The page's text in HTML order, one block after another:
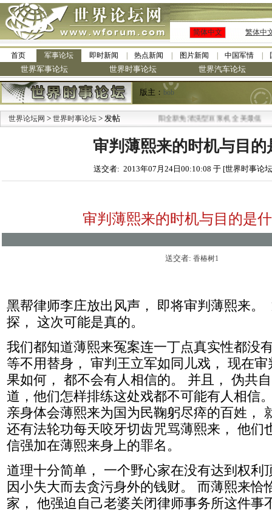
简体中文 繁体中
首页 军事论坛 即时新闻 热点新闻 图片新闻 中国军情
世界军事论坛 世界时事论坛 世界汽车论坛
版主： bob
世界论坛网 > 世界时事论坛 > 发帖· 九阳全新免清洗型豆浆机 全美最低
审判薄熙来的时机与目的
送交者: 2013年07月24日00:10:08 于 [世界时事论
审判薄熙来的时机与目的是
送交者: 香椿树1
黑帮律师李庄放出风声， 即将审判薄熙来。
探， 这次可能是真的。
我们都知道薄熙来冤案连一丁点真实性都没
等不用替身， 审判王立军如同儿戏， 现在
果如何， 都不会有人相信的。 并且， 伪共
道，他们怎样排练这处戏都不可能有人相信
亲身体会薄熙来为国为民鞠躬尽瘁的百姓，
还有法轮功每天咬牙切齿咒骂薄熙来， 他们
信强加在薄熙来身上的罪名。
道理十分简单， 一个野心家在没有达到权利
因小失大而去贪污身外的钱财。 而薄熙来恰
家， 他强迫自己老婆关闭律师事务所这件事